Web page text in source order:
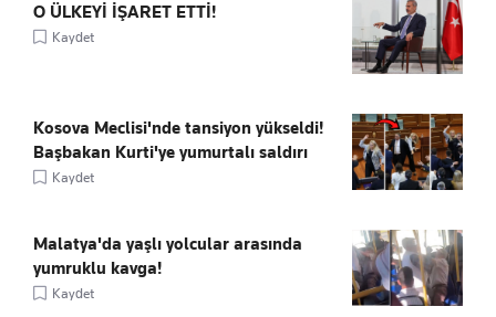
O ÜLKEYİ İŞARET ETTİ!
Kaydet
Kosova Meclisi'nde tansiyon yükseldi!
Başbakan Kurti'ye yumurtalı saldırı
Kaydet
Malatya'da yaşlı yolcular arasında
yumruklu kavga!
Kaydet